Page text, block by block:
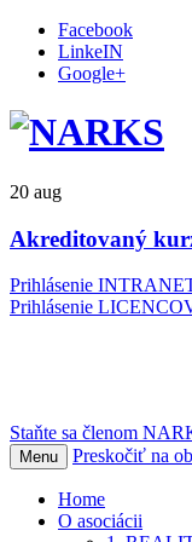
Facebook
LinkeIN
Google+
20 aug
Akreditovaný
Prihlásenie
Prihlásenie
Staňte sa členom
Menu Preskočiť na
Home
O asociácii